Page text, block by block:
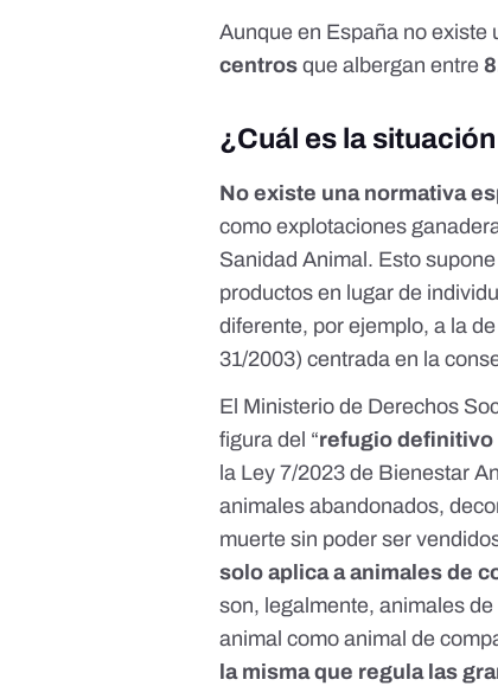
Aunque en España no
centros que albergan entre
¿Cuál es la
No existe una normativa
como explotaciones
Sanidad Animal . Esto
productos en lugar de
diferente, por ejemplo, a la
31/2003) centrada en la
El Ministerio de Derechos
figura del “refugio definitivo
la Ley 7/2023 de Bienestar
animales abandonados,
muerte sin poder ser
solo aplica a animales de
son, legalmente, animales
animal como animal de
la misma que regula las